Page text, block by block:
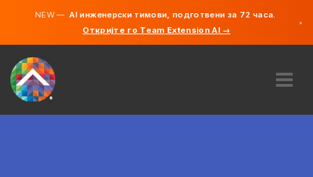
NEW —AI инженерски тимови, подготвени за 72 часа.
Откријте го Team Extension AI →
×